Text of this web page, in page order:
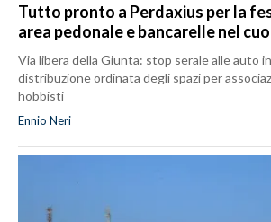
Tutto pronto a Perdaxius per la
area pedonale e bancarelle nel
Via libera della Giunta: stop serale alle auto
distribuzione ordinata degli spazi per
hobbisti
Ennio Neri